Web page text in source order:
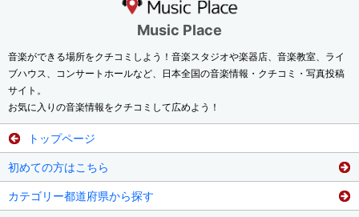
Music Place
音楽ができる場所をクチコミしよう！音楽スタジオや楽器店、音楽教室、ライ
ブハウス、コンサートホールなど、日本全国の音楽情報・クチコミ・写真投稿
サイト。
お気に入りの音楽情報をクチコミして広めよう！
トップページ
初めての方はこちら
カテゴリー都道府県から探す